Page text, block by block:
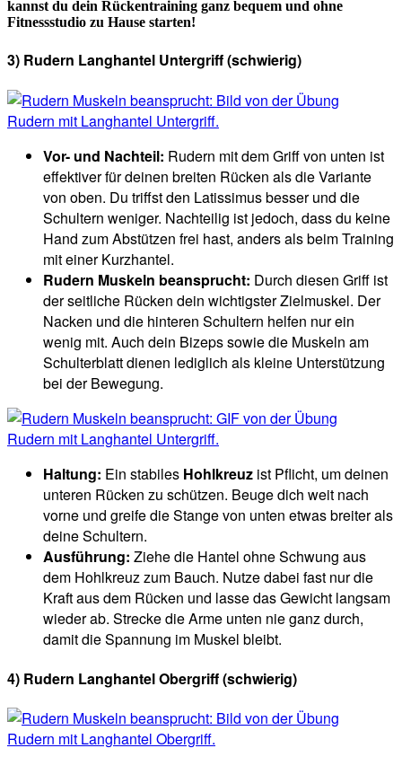
kannst du dein Rückentraining ganz bequem und ohne
Fitnessstudio zu Hause starten!
3) Rudern Langhantel Untergriff (schwierig)
Vor- und Nachteil: Rudern mit dem Griff von unten ist
effektiver für deinen breiten Rücken als die Variante
von oben. Du triffst den Latissimus besser und die
Schultern weniger. Nachteilig ist jedoch, dass du keine
Hand zum Abstützen frei hast, anders als beim Training
mit einer Kurzhantel.
Rudern Muskeln beansprucht: Durch diesen Griff ist
der seitliche Rücken dein wichtigster Zielmuskel. Der
Nacken und die hinteren Schultern helfen nur ein
wenig mit. Auch dein Bizeps sowie die Muskeln am
Schulterblatt dienen lediglich als kleine Unterstützung
bei der Bewegung.
Haltung: Ein stabiles Hohlkreuz ist Pflicht, um deinen
unteren Rücken zu schützen. Beuge dich weit nach
vorne und greife die Stange von unten etwas breiter als
deine Schultern.
Ausführung: Ziehe die Hantel ohne Schwung aus
dem Hohlkreuz zum Bauch. Nutze dabei fast nur die
Kraft aus dem Rücken und lasse das Gewicht langsam
wieder ab. Strecke die Arme unten nie ganz durch,
damit die Spannung im Muskel bleibt.
4) Rudern Langhantel Obergriff (schwierig)